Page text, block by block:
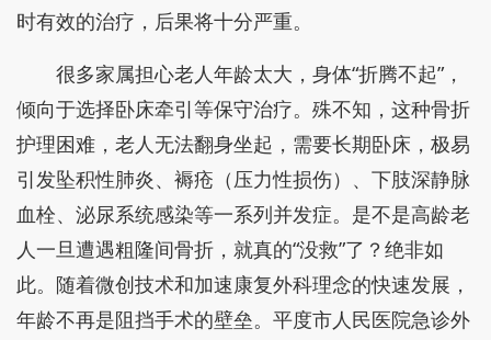
时有效的治疗，后果将十分严重。
很多家属担心老人年龄太大，身体“折腾不起”，
倾向于选择卧床牵引等保守治疗。殊不知，这种骨折
护理困难，老人无法翻身坐起，需要长期卧床，极易
引发坠积性肺炎、褥疮（压力性损伤）、下肢深静脉
血栓、泌尿系统感染等一系列并发症。是不是高龄老
人一旦遭遇粗隆间骨折，就真的“没救”了？绝非如
此。随着微创技术和加速康复外科理念的快速发展，
年龄不再是阻挡手术的壁垒。平度市人民医院急诊外